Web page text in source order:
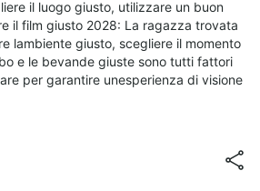
il luogo giusto, utilizzare un buon
il film giusto 2028: La ragazza trovata
lambiente giusto, scegliere il momento
e le bevande giuste sono tutti fattori
per garantire unesperienza di visione